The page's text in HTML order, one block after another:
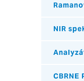
NIR